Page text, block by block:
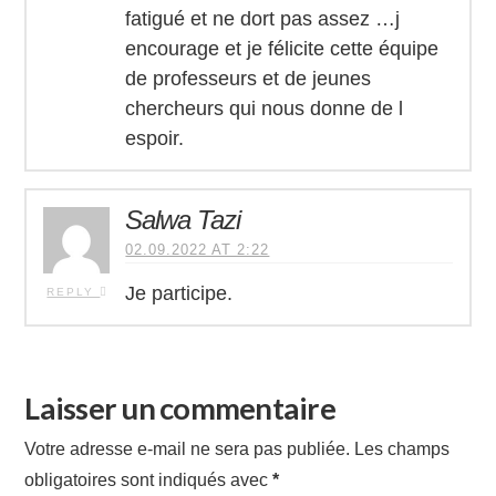
fatigué et ne dort pas assez …j
encourage et je félicite cette équipe
de professeurs et de jeunes
chercheurs qui nous donne de l
espoir.
REPLY
Salwa Tazi
02.09.2022 AT 2:22
Je participe.
Laisser un commentaire
Votre adresse e-mail ne sera pas publiée. Les champs
obligatoires sont indiqués avec*